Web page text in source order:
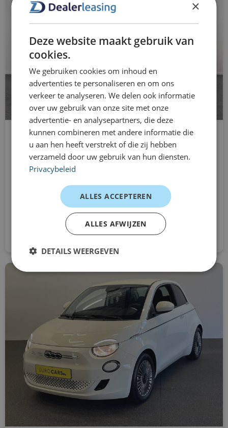
• Persoonlijke en snelle service
Klaar om een Fiat 500 te leasen?
Compact leasen. Snel geregeld. Stijlvol onderweg.
Handbediende airconditioning
hoofd airbag(s) voor
hoofdsteunen achter
knie airbag(s)
LED dagrijverlichting
Lederen bekleding
lederen stuurwiel
Mistlampen vóór
Navigatie
Raamomlijsting chroom
RDW-leges
start/stop systeem
stuurbekrachtiging snelheidsafhankelijk
stuur verstelbaar
stuurwiel multifunctioneel
Ford Fiesta
Hatchback
/mnd excl. btw
Direct aanvragen
×
Deze website maakt gebruik van
cookies.
We gebruiken cookies om inhoud en
advertenties te personaliseren en om ons
verkeer te analyseren. We delen ook informatie
over uw gebruik van onze site met onze
advertentie- en analysepartners, die deze
kunnen combineren met andere informatie die
u aan hen heeft verstrekt of die zij hebben
verzameld door uw gebruik van hun diensten.
Privacybeleid
ALLES ACCEPTEREN
ALLES AFWIJZEN
DETAILS WEERGEVEN